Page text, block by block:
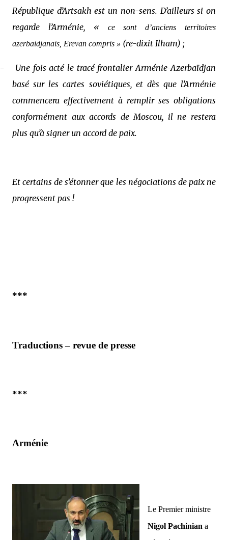
République d’Artsakh est un non-sens. D’ailleurs si on
regarde l’Arménie, «
ce sont d’anciens territoires
azerbaidjanais, Erevan compris » (re-dixit Ilham) ;
-
Une fois acté le tracé frontalier Arménie-Azerbaïdjan
basé sur les cartes soviétiques, et dès que l’Arménie
commencera effectivement à remplir ses obligations
conformément aux accords de Moscou, il ne restera
plus qu’à signer un accord de paix.
Et certains de s’étonner que les négociations de paix ne
progressent pas !
***
Traductions – revue de presse
***
Arménie
Le Premier ministre
Nigol Pachinian a